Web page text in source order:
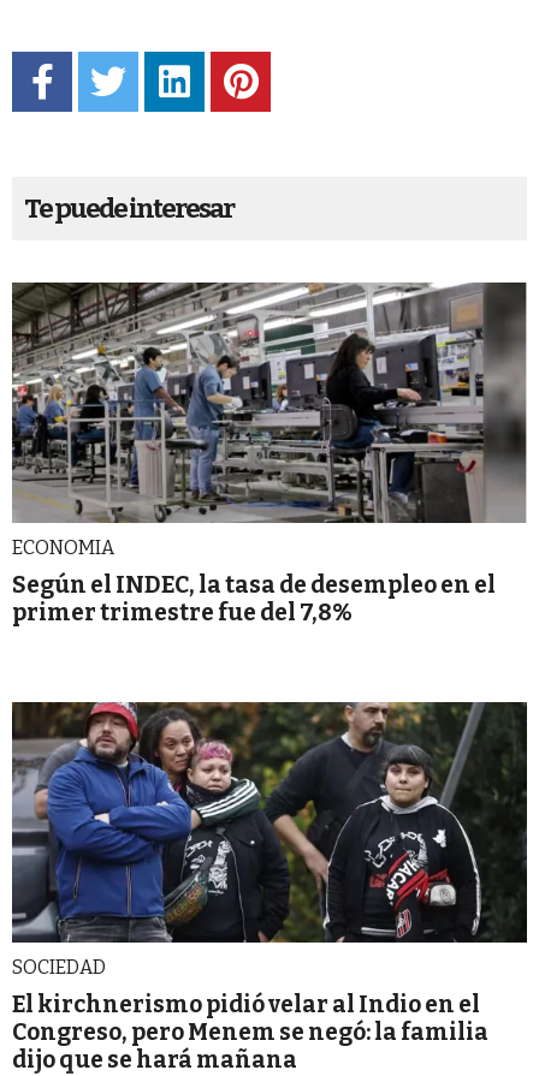
Te puede interesar
ECONOMIA
Según el INDEC, la tasa de desempleo en el
primer trimestre fue del 7,8%
SOCIEDAD
El kirchnerismo pidió velar al Indio en el
Congreso, pero Menem se negó: la familia
dijo que se hará mañana